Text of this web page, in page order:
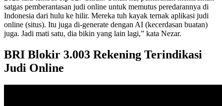
satgas pemberantasan judi online untuk memutus peredarannya di
Indonesia dari hulu ke hilir. Mereka tuh kayak ternak aplikasi judi
online (situs). Itu juga di-generate dengan AI (kecerdasan buatan)
juga. Jadi mati satu, dia bikin yang lain lagi,” kata Nezar.
BRI Blokir 3.003 Rekening Terindikasi
Judi Online